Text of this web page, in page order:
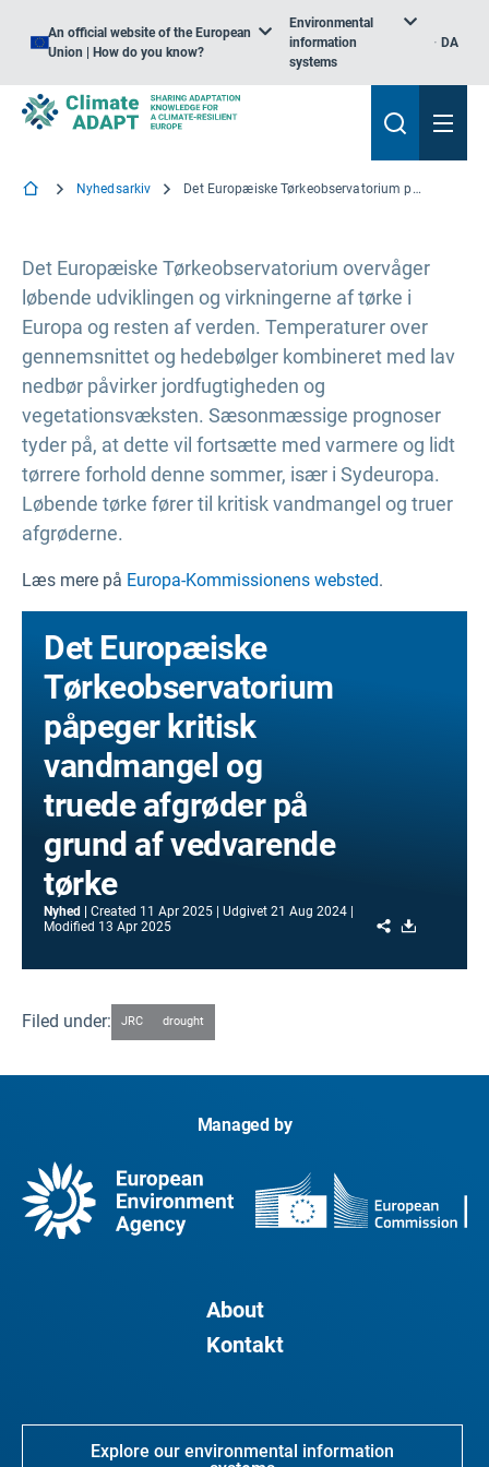
An official website of the European
Union | How do you know?
Environmental
information
systems
DA
Nyhedsarkiv Det Europæiske Tørkeobservatorium påpeger kritisk vandmangel og truede afgrøder på grund af vedvarende tørke
Det Europæiske Tørkeobservatorium overvåger
løbende udviklingen og virkningerne af tørke i
Europa og resten af verden. Temperaturer over
gennemsnittet og hedebølger kombineret med lav
nedbør påvirker jordfugtigheden og
vegetationsvæksten. Sæsonmæssige prognoser
tyder på, at dette vil fortsætte med varmere og lidt
tørrere forhold denne sommer, især i Sydeuropa.
Løbende tørke fører til kritisk vandmangel og truer
afgrøderne.
Læs mere på Europa-Kommissionens websted.
Det Europæiske
Tørkeobservatorium
påpeger kritisk
vandmangel og
truede afgrøder på
grund af vedvarende
tørke
Nyhed Created 11 Apr 2025 Udgivet 21 Aug 2024
Modified 13 Apr 2025 Share
Filed under: JRC drought
Managed by
About
Kontakt
Explore our environmental information